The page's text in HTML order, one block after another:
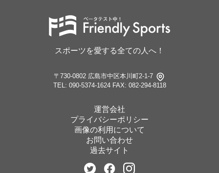
スポーツを愛する全ての人へ！
〒730-0802 広島市中区本川町2-1-7
TEL: 090-5374-1624 FAX: 082-294-8118
運営会社
プライバシーポリシー
画像の利用について
お問い合わせ
過去サイト